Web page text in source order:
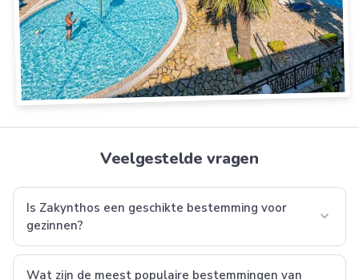
Veelgestelde vragen
Is Zakynthos een geschikte bestemming voor
gezinnen?
expand_more
Wat zijn de meest populaire bestemmingen van